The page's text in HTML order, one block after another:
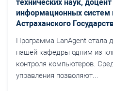
технических наук,
информационных
Астраханского
Программа LanAgent стала
нашей кафедры одним из
контроля компьютеров.
управления позволяют...